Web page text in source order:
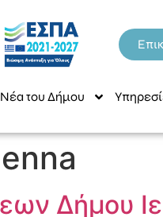
του Δήμου
Δήμου